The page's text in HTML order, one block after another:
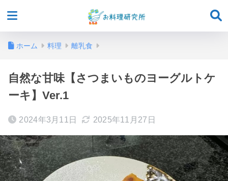
ホーム 料理 離乳食
自然な甘味【さつまいものヨーグルトケ
ーキ】Ver.1
2024年3月11日 2025年11月27日